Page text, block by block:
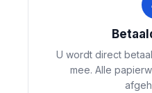
U wordt direct
mee. Alle